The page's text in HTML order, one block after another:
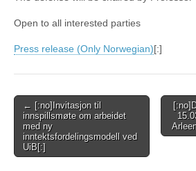
Open to all interested parties
Press release (Only Norwegian)[:]
Post
navigation
← [:no]Invitasjon til
innspillsmøte om arbeidet
med ny
inntektsfordelingsmodell ved
UiB[:]